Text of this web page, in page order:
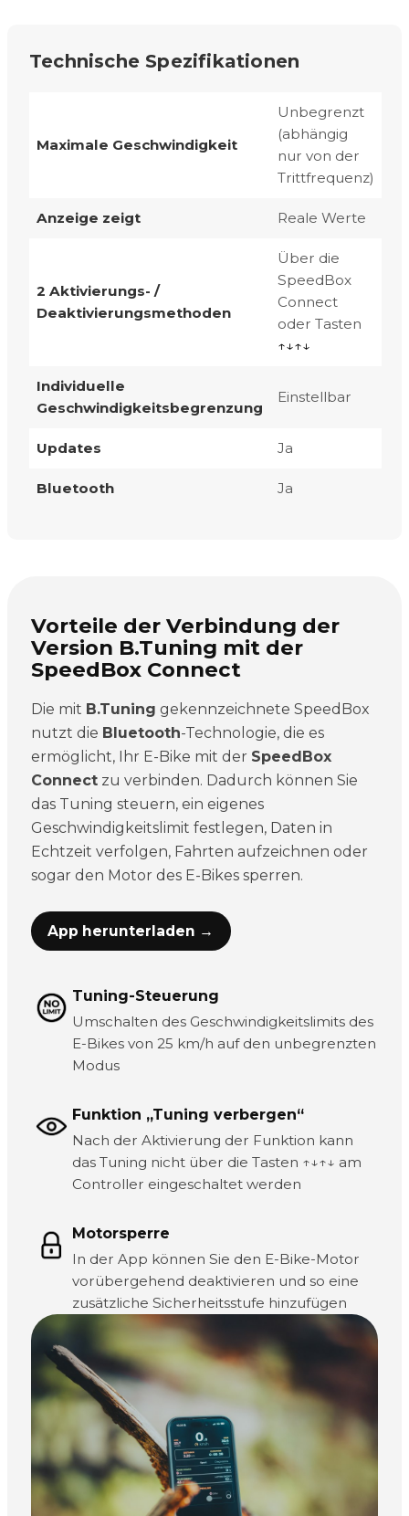
Technische Spezifikationen
Maximale Geschwindigkeit
Unbegrenzt
(abhängig
nur von der
Trittfrequenz)
Anzeige zeigt Reale Werte
2 Aktivierungs- /
Deaktivierungsmethoden
Über die
SpeedBox
Connect
oder Tasten
↑↓↑↓
Individuelle
Geschwindigkeitsbegrenzung
Einstellbar
Updates Ja
Bluetooth Ja
Vorteile der Verbindung der
Version B.Tuning mit der
SpeedBox Connect
Die mit B.Tuning gekennzeichnete SpeedBox
nutzt die Bluetooth-Technologie, die es
ermöglicht, Ihr E-Bike mit der SpeedBox
Connectzu verbinden. Dadurch können Sie
das Tuning steuern, ein eigenes
Geschwindigkeitslimit festlegen, Daten in
Echtzeit verfolgen, Fahrten aufzeichnen oder
sogar den Motor des E-Bikes sperren.
App herunterladen →
Tuning-Steuerung
Umschalten des Geschwindigkeitslimits des
E-Bikes von 25 km/h auf den unbegrenzten
Modus
Funktion „Tuning verbergen“
Nach der Aktivierung der Funktion kann
das Tuning nicht über die Tasten ↑↓↑↓ am
Controller eingeschaltet werden
Motorsperre
In der App können Sie den E-Bike-Motor
vorübergehend deaktivieren und so eine
zusätzliche Sicherheitsstufe hinzufügen